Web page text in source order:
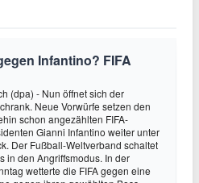
Infantino? FIFA
(dpa) - Nun öffnet sich der
Neue Vorwürfe setzen den
schon angezählten FIFA-
Gianni Infantino weiter unter
Der Fußball-Weltverband schaltet
in den Angriffsmodus. In der
wetterte die FIFA gegen eine